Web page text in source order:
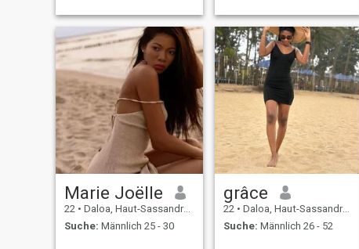
Marie Joëlle
22 • Daloa, Haut-Sassandra, Côte d'Ivoire
Suche: Männlich 25 - 30
grâce
22 • Daloa, Haut-Sassandra, Côte d'Ivoire
Suche: Männlich 26 - 52